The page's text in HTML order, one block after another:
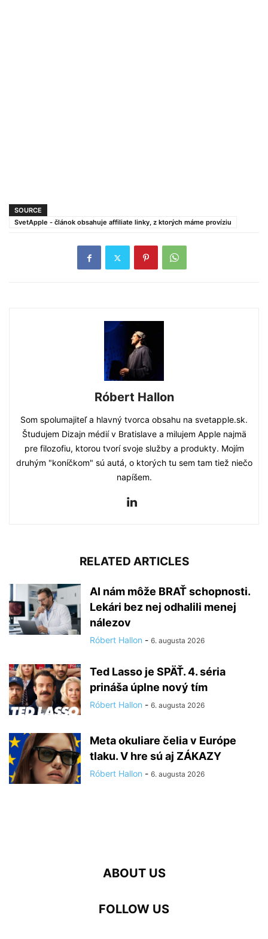
SOURCE
SvetApple - článok obsahuje affiliate linky, z ktorých máme províziu
Róbert Hallon
Som spolumajiteľ a hlavný tvorca obsahu na svetapple.sk.
Študujem Dizajn médií v Bratislave a milujem Apple najmä
pre filozofiu, ktorou tvorí svoje služby a produkty. Mojím
druhým "koníčkom" sú autá, o ktorých tu sem tam tiež niečo
napíšem.
RELATED ARTICLES
AI nám môže BRAŤ schopnosti.
Lekári bez nej odhalili menej
nálezov
Róbert Hallon - 6. augusta 2026
Ted Lasso je SPÄŤ. 4. séria
prináša úplne nový tím
Róbert Hallon - 6. augusta 2026
Meta okuliare čelia v Európe
tlaku. V hre sú aj ZÁKAZY
Róbert Hallon - 6. augusta 2026
ABOUT US
FOLLOW US